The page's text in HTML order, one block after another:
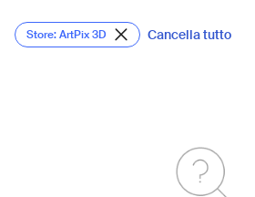
Store: ArtPix 3D Cancella tutto